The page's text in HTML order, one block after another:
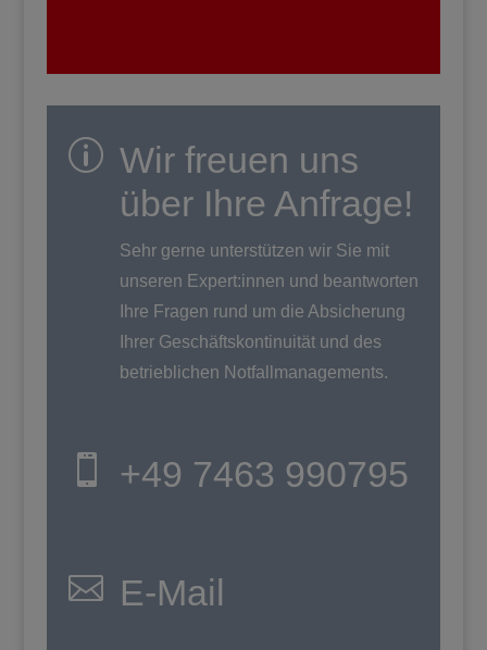
p Wir freuen uns
über Ihre Anfrage!
Sehr gerne unterstützen wir Sie mit
unseren Expert:innen und beantworten
Ihre Fragen rund um die Absicherung
Ihrer Geschäftskontinuität und des
betrieblichen Notfallmanagements.
 +49 7463 990795
 E-Mail